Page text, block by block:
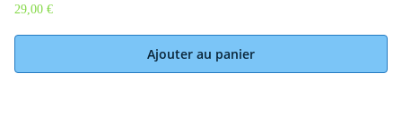
29,00 €
Ajouter au panier